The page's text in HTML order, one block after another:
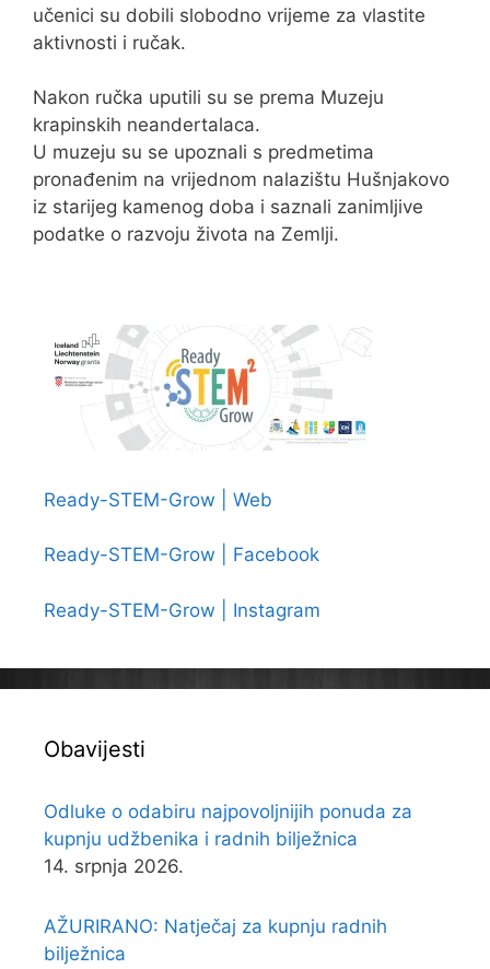
učenici su dobili slobodno vrijeme za vlastite
aktivnosti i ručak.
Nakon ručka uputili su se prema Muzeju
krapinskih neandertalaca.
U muzeju su se upoznali s predmetima
pronađenim na vrijednom nalazištu Hušnjakovo
iz starijeg kamenog doba i saznali zanimljive
podatke o razvoju života na Zemlji.
Ready-STEM-Grow | Web
Ready-STEM-Grow | Facebook
Ready-STEM-Grow | Instagram
Obavijesti
Odluke o odabiru najpovoljnijih ponuda za
kupnju udžbenika i radnih bilježnica
14. srpnja 2026.
AŽURIRANO: Natječaj za kupnju radnih
bilježnica